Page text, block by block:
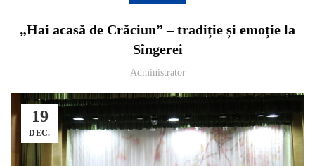
„Hai acasă de Crăciun” – tradiție și emoție la
Sîngerei
Administrator
19
DEC.